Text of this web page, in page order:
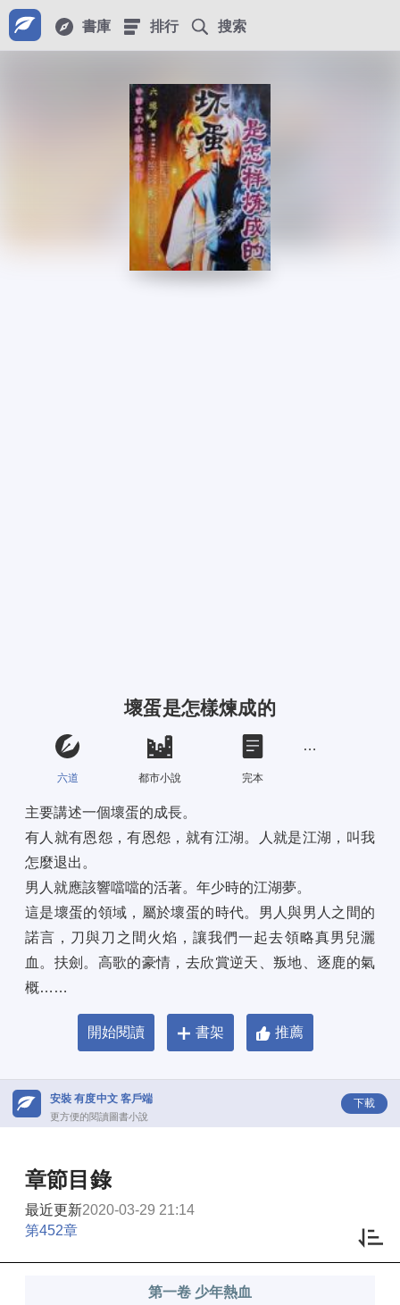
書庫 排行 搜索
壞蛋是怎樣煉成的
六道 都市小說 完本
主要講述一個壞蛋的成長。
有人就有恩怨，有恩怨，就有江湖。人就是江湖，叫我
怎麼退出。
男人就應該響噹噹的活著。年少時的江湖夢。
這是壞蛋的領域，屬於壞蛋的時代。男人與男人之間的
諾言，刀與刀之間火焰，讓我們一起去領略真男兒灑
血。扶劍。高歌的豪情，去欣賞逆天、叛地、逐鹿的氣
概……
開始閱讀 書架 推薦
安裝 有度中文 客戶端
更方便的閱讀圖書小說
下載
章節目錄
最近更新2020-03-29 21:14
第452章
第一卷 少年熱血